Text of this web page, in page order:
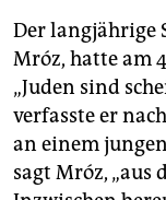
Der langjährige
Mróz, hatte am
„Juden sind
verfasste er
an einem
sagt Mróz, „aus